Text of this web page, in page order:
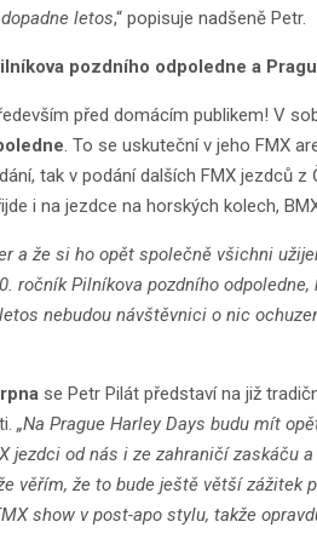
letos,“ popisuje nadšeně Petr.
pozdního odpoledne a
před domácím publikem! V
. To se uskuteční v jeho FMX
tak v podání dalších FMX jezdců
i na jezdce na horských kolech,
a že si ho opět společně všichni
ročník Pilníkova pozdního
nebudou návštěvnici o nic
se Petr Pilát představí na již
„Na Prague Harley Days budu mít
jezdci od nás i ze zahraničí zaskáču
věřím, že to bude ještě větší zážitek
show v post-apo stylu, takže